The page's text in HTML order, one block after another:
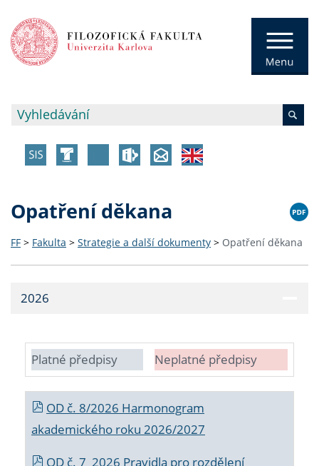
Opatření děkana
FF > Fakulta > Strategie a další dokumenty > Opatření děkana
2026
Platné předpisy Neplatné předpisy
OD č. 8/2026 Harmonogram
akademického roku 2026/2027
OD č. 7_2026 Pravidla pro rozdělení